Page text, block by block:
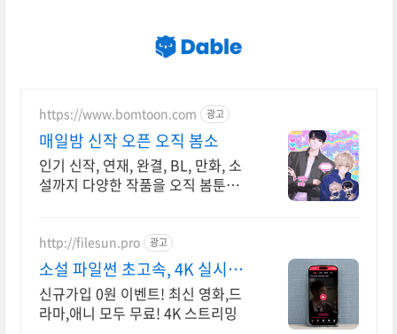
https://www.bomtoon.com 광고
매일밤 신작 오픈 오직 봄소
인기 신작, 연재, 완결, BL, 만화, 소
설까지 다양한 작품을 오직 봄툰에서
http://filesun.pro 광고
소설 파일썬 초고속, 4K 실시간
보기!
신규가입 0원 이벤트! 최신 영화,드
라마,애니 모두 무료! 4K 스트리밍